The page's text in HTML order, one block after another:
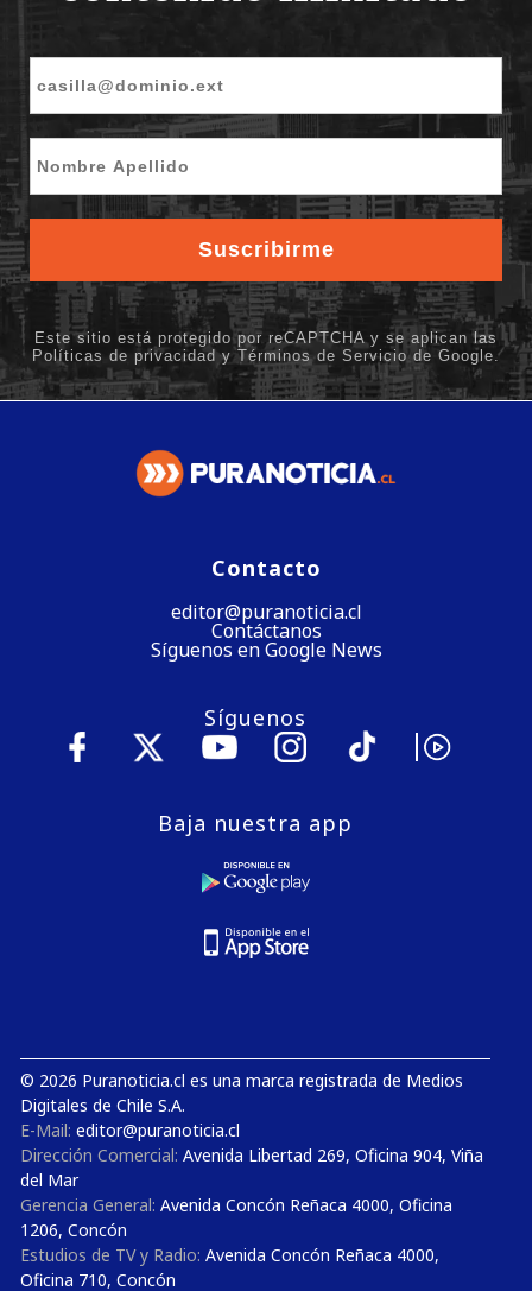
Contacto
editor@puranoticia.cl
Contáctanos
Síguenos en Google News
Síguenos
Baja nuestra app
© 2026 Puranoticia.cl es una marca registrada de Medios
Digitales de Chile S.A.
E-Mail: editor@puranoticia.cl
Dirección Comercial: Avenida Libertad 269, Oficina 904, Viña
del Mar
Gerencia General: Avenida Concón Reñaca 4000, Oficina
1206, Concón
Estudios de TV y Radio: Avenida Concón Reñaca 4000,
Oficina 710, Concón